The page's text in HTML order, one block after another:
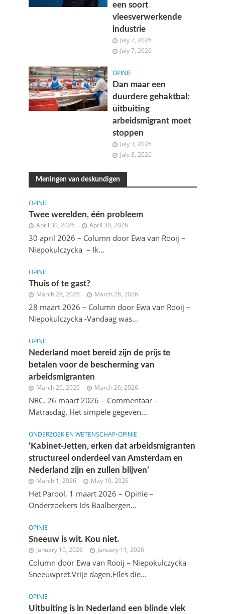
een soort
vleesverwerkende
industrie
July 7, 2026
July 7, 2026
OPINIE
Dan maar een
duurdere gehaktbal:
uitbuiting
arbeidsmigrant moet
stoppen
July 3, 2026
July 3, 2026
Meningen van deskundigen
OPINIE
Twee werelden, één probleem
April 30, 2026 April 30, 2026
30 april 2026 – Column door Ewa van Rooij –
Niepokulczycka – Ik...
OPINIE
Thuis of te gast?
March 28, 2026 March 28, 2026
28 maart 2026 – Column door Ewa van Rooij –
Niepokulczycka -Vandaag was...
OPINIE
Nederland moet bereid zijn de prijs te
betalen voor de bescherming van
arbeidsmigranten
March 26, 2026 March 26, 2026
NRC, 26 maart 2026 – Commentaar –
Matrasdag. Het simpele gegeven...
ONDERZOEK EN WETENSCHAP•OPINIE
‘Kabinet-Jetten, erken dat arbeidsmigranten
structureel onderdeel van Amsterdam en
Nederland zijn en zullen blijven’
March 1, 2026 May 19, 2026
Het Parool, 1 maart 2026 – Opinie –
Onderzoekers Ids Baalbergen...
OPINIE
Sneeuw is wit. Kou niet.
January 10, 2026 January 11, 2026
Column door Ewa van Rooij – Niepokulczycka
Sneeuwpret.Vrije dagen.Files die...
OPINIE
Uitbuiting is in Nederland een blinde vlek